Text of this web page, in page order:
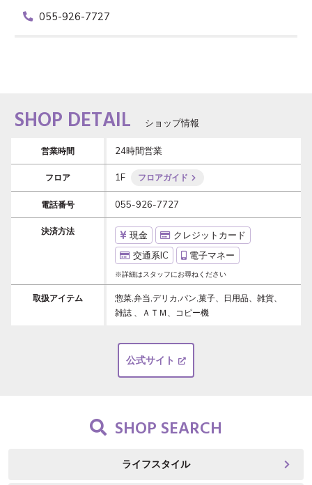
055-926-7727
SHOP DETAIL ショップ情報
営業時間 24時間営業
フロア 1F フロアガイド
電話番号 055-926-7727
決済方法 現金
クレジットカード
交通系IC
電子マネー
※詳細はスタッフにお尋ねください
取扱アイテム
惣菜,弁当,デリカ,パン,菓子、日用品、雑貨、
雑誌 、ＡＴＭ、コピー機
公式サイト
SHOP SEARCH
ライフスタイル